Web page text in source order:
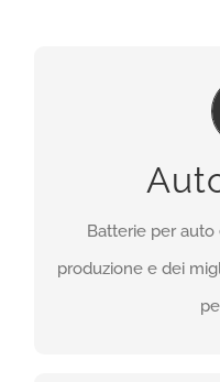
Batterie per
produzione e dei
Batterie per auto e
dei migliori marchi